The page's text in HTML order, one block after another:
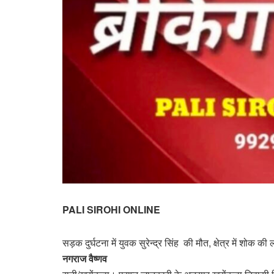
PALI SIROHI ONLINE
सड़क दुर्घटना में युवक सुरेन्द्र सिंह की मौत, क्षेत्र में शोक की
नगराज वैष्णव